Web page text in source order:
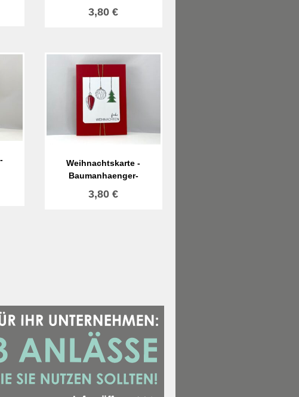
3,80€
Weihnachtskarte -
Baumanhaenger-
3,80€